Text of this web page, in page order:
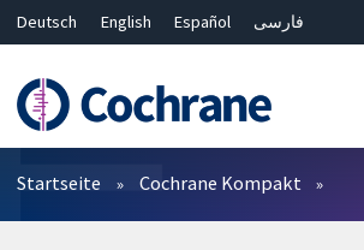
Deutsch English Español
فارسی
Bahasa Malaysia
ไทย
繁體中文
简体中文
Filter
Startseite Cochrane Kompakt